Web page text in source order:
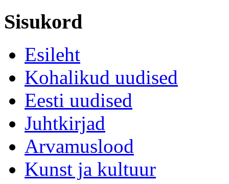
Sisukord
Esileht
Kohalikud uudised
Eesti uudised
Juhtkirjad
Arvamuslood
Kunst ja kultuur